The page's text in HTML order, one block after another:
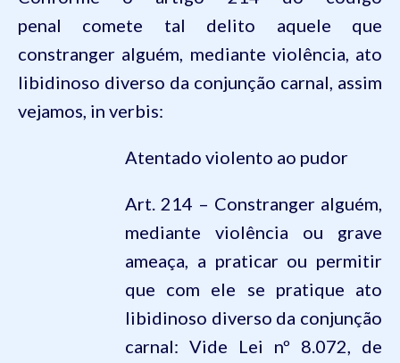
penal comete tal delito aquele que
constranger alguém, mediante violência, ato
libidinoso diverso da conjunção carnal, assim
vejamos, in verbis:
Atentado violento ao pudor
Art. 214 – Constranger alguém,
mediante violência ou grave
ameaça, a praticar ou permitir
que com ele se pratique ato
libidinoso diverso da conjunção
carnal: Vide Lei nº 8.072, de